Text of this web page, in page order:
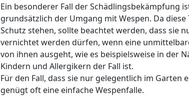
Ein besonderer Fall der Schädlingsbekämpfung
grundsätzlich der Umgang mit Wespen. Da
Schutz stehen, sollte beachtet werden, dass sie
vernichtet werden dürfen, wenn eine
von ihnen ausgeht, wie es beispielsweise in der
Kindern und Allergikern der Fall ist.
Für den Fall, dass sie nur gelegentlich im Garten
genügt oft eine einfache Wespenfalle.